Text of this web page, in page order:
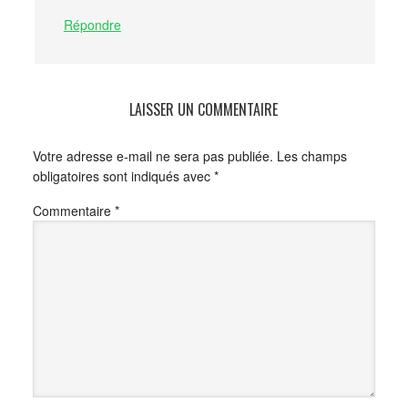
Répondre
LAISSER UN COMMENTAIRE
Votre adresse e-mail ne sera pas publiée. Les champs
obligatoires sont indiqués avec *
Commentaire *